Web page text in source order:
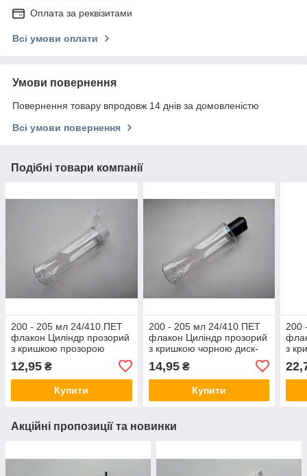
Оплата за реквізитами
Всі умови оплати
Умови повернення
Повернення товару впродовж 14 днів за домовленістю
Всі умови повернення
Подібні товари компанії
200 - 205 мл 24/410 ПЕТ
флакон Циліндр прозорий
з кришкою прозорою
фліп-топ 24 мм, пляшка,
пластикова, пластмасова
12,95 ₴
Купити
200 - 205 мл 24/410 ПЕТ
флакон Циліндр прозорий
з кришкою чорною диск-
пластикова, пластмасова
14,95₴
Купити
200
з
Акційні пропозиції та новинки